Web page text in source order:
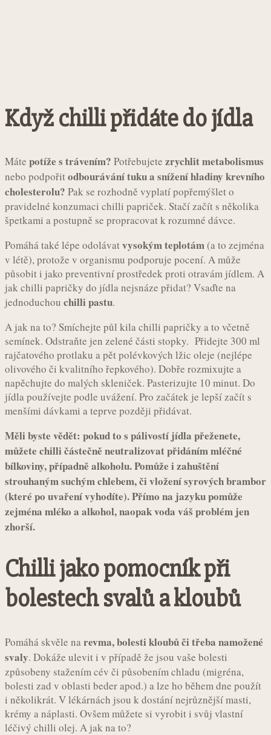
Když chilli přidáte do jídla
Máte potíže s trávením? Potřebujete zrychlit metabolismus
nebo podpořitodbourávání tuku a snížení hladiny krevního
cholesterolu? Pak se rozhodně vyplatí popřemýšlet o
pravidelné konzumaci chilli papriček. Stačí začít s několika
špetkami a postupně se propracovat k rozumné dávce.
Pomáhá také lépe odolávatvysokým teplotám (a to zejména
v létě), protože v organismu podporuje pocení. A může
působit i jako preventivní prostředek proti otravám jídlem. A
jak chilli papričky do jídla nejsnáze přidat? Vsaďte na
jednoduchou chilli pastu.
A jak na to? Smíchejte půl kila chilli papričky a to včetně
semínek. Odstraňte jen zelené části stopky. Přidejte 300 ml
rajčatového protlaku a pět polévkových lžic oleje (nejlépe
olivového či kvalitního řepkového). Dobře rozmixujte a
napěchujte do malých skleniček. Pasterizujte 10 minut. Do
jídla používejte podle uvážení. Pro začátek je lepší začít s
menšími dávkami a teprve později přidávat.
Měli byste vědět: pokud to s pálivostí jídla přeženete,
můžete chilli částečně neutralizovat přidáním mléčné
bílkoviny, případně alkoholu. Pomůže i zahuštění
strouhaným suchým chlebem, či vložení syrových brambor
(které po uvaření vyhodíte). Přímo na jazyku pomůže
zejména mléko a alkohol, naopak voda váš problém jen
zhorší.
Chilli jako pomocník při
bolestech svalů a kloubů
Pomáhá skvěle na revma, bolesti kloubů či třeba namožené
svaly. Dokáže ulevit i v případě že jsou vaše bolesti
způsobeny stažením cév či působením chladu (migréna,
bolesti zad v oblasti beder apod.) a lze ho během dne použít
i několikrát. V lékárnách jsou k dostání nejrůznější masti,
krémy a náplasti. Ovšem můžete si vyrobit i svůj vlastní
léčivý chilli olej. A jak na to?